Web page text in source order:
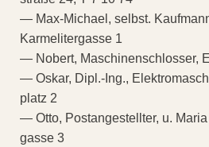
— Max-Michael, selbst.
Karmelitergasse 1
— Nobert, Maschinenschlosser,
— Oskar, Dipl.-Ing.,
platz 2
— Otto, Postangestellter, u.
gasse 3